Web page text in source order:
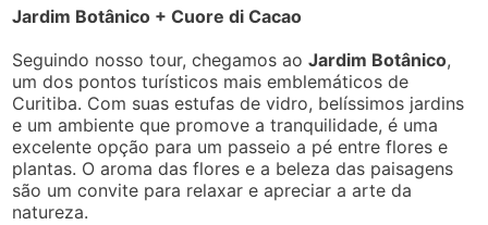
Jardim Botânico + Cuore di Cacao
Seguindo nosso tour, chegamos aoJardim Botânico,
um dos pontos turísticos mais emblemáticos de
Curitiba. Com suas estufas de vidro, belíssimos jardins
e um ambiente que promove a tranquilidade, é uma
excelente opção para um passeio a pé entre flores e
plantas. O aroma das flores e a beleza das paisagens
são um convite para relaxar e apreciar a arte da
natureza.